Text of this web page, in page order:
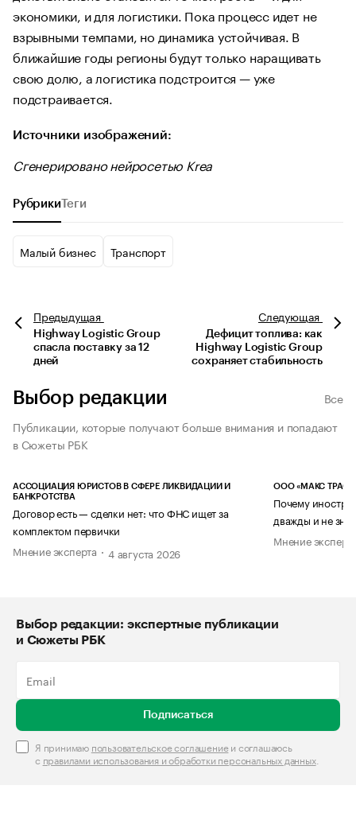
экономики, и для логистики. Пока процесс идет не
взрывными темпами, но динамика устойчивая. В
ближайшие годы регионы будут только наращивать
свою долю, а логистика подстроится — уже
подстраивается.
Источники изображений:
Сгенерировано нейросетью Krea
Рубрики Теги
Малый бизнес Транспорт
Предыдущая
Highway Logistic Group
спасла поставку за 12
дней
Следующая
Дефицит топлива: как
Highway Logistic Group
сохраняет стабильность
Выбор редакции
Все
Публикации, которые получают больше внимания и попадают
в Сюжеты РБК
АССОЦИАЦИЯ ЮРИСТОВ В СФЕРЕ ЛИКВИДАЦИИ И
БАНКРОТСТВА
Договор есть — сделки нет: что ФНС ищет за
комплектом первички
Мнение эксперта
4 августа 2026
ООО «МАКС ТРАСТ»
Почему
дважды и не
Мнение
Выбор редакции: экспертные публикации
и Сюжеты РБК
Подписаться
Я принимаю пользовательское соглашениеи соглашаюсь
с правилами использования и обработки персональных данных.